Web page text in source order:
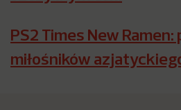
PS2 Times New
miłośników